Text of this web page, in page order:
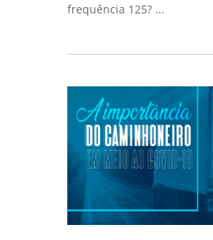
frequência 125? ...